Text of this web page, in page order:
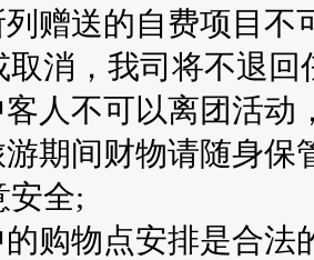
费用；
列赠送的自费项目
取消，我司将不退回
人不可以离团活动
期间财物请随身保
安全;